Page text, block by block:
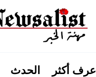
إعرف أكثر الحدث